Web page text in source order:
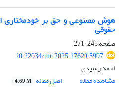
هوش مصنوعی و حق بر خودمختاری
حقوقی
صفحه245-271
10.22034/mr.2025.17629.5997
احمد رشیدی
مشاهده مقاله
اصل مقاله 4.69 M